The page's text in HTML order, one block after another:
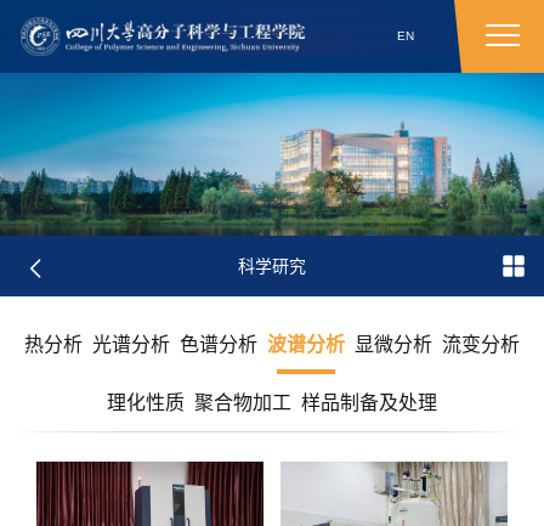
EN
科学研究
热分析 光谱分析 色谱分析 波谱分析 显微分析 流变分析
理化性质 聚合物加工 样品制备及处理